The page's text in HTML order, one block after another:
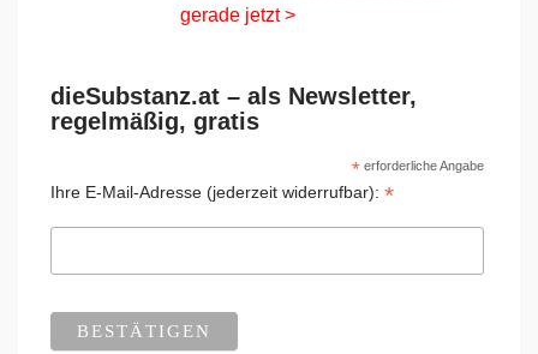
gerade jetzt >
dieSubstanz.at – als Newsletter,
regelmäßig, gratis
*erforderliche Angabe
Ihre E-Mail-Adresse (jederzeit widerrufbar): *